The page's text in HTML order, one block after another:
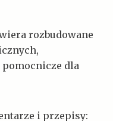
rozbudowane
pomocnicze dla
i przepisy: